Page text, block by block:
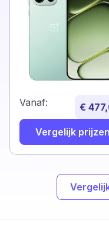
Vanaf: €
Vergelijk prijzen